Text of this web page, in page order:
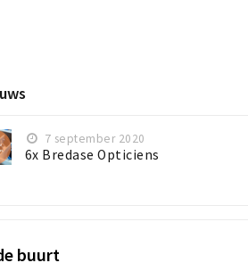
7 september 2020
6x Bredase Opticiens
buurt